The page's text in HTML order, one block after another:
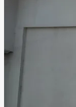
La ubicación
mientras que
funcione de manera impecable.
nuestras
Margaritas es la
región.
y reservar la
celebración sea